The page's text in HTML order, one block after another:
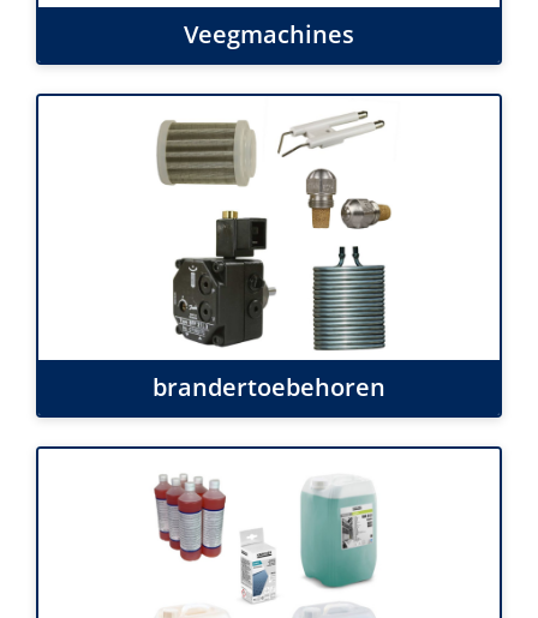
Veegmachines
brandertoebehoren